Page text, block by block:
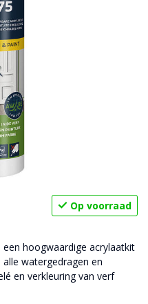
Op voorraad
hoogwaardige acrylaatkit
watergedragen en
en verkleuring van verf